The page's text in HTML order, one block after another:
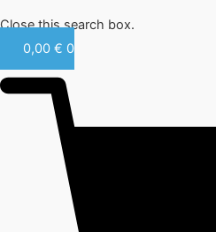
Close this search box.
0,00 € 0